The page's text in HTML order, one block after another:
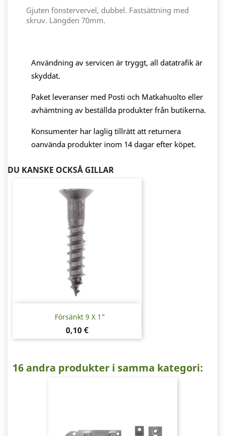
Gjuten fönstervervel, dubbel. Fastsättning med
skruv. Längden 70mm.
Användning av servicen är tryggt, all datatrafik är
skyddat.
Paket leveranser med Posti och Matkahuolto eller
avhämtning av beställda produkter från butikerna.
Konsumenter har laglig tillrätt att returnera
oanvända produkter inom 14 dagar efter köpet.
DU KANSKE OCKSÅ GILLAR
Försänkt 9 X 1"
Pris
0,10 €
16 andra produkter i samma kategori: